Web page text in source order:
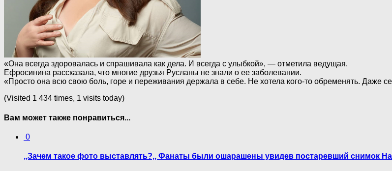
«Она всегда здоровалась и спрашивала как дела. И всегда с улыбкой», — отметила ведущая.
Ефросинина рассказала, что многие друзья Русланы не знали о ее заболевании.
«Просто она всю свою боль, горе и переживания держала в себе. Не хотела кого-то обременять. Даже
(Visited 1 434 times, 1 visits today)
Вам может также понравиться...
0
,,Зачем такое фото выставлять?,, Фанаты были ошарашены увидев постаревший снимок